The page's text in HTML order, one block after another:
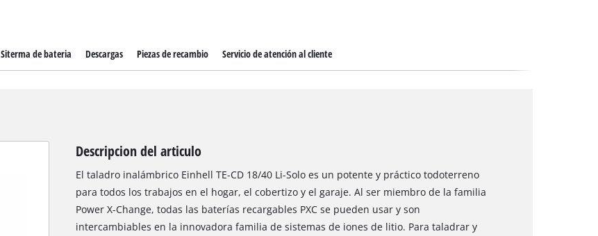
Siterma de bateria Descargas Piezas de recambio Servicio de atención al cliente
Descripcion del articulo
El taladro inalámbrico Einhell TE-CD 18/40 Li-Solo es un potente y práctico todoterreno
para todos los trabajos en el hogar, el cobertizo y el garaje. Al ser miembro de la familia
Power X-Change, todas las baterías recargables PXC se pueden usar y son
intercambiables en la innovadora familia de sistemas de iones de litio. Para taladrar y